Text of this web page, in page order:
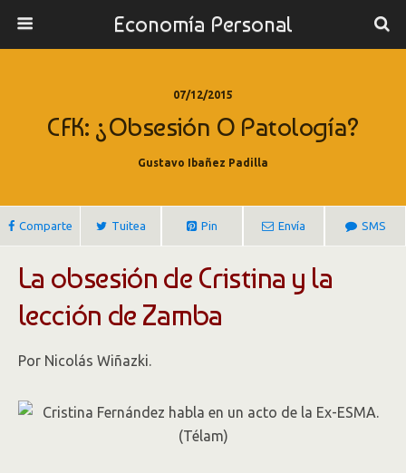
Economía Personal
07/12/2015
CFK: ¿Obsesión O Patología?
Gustavo Ibañez Padilla
Comparte Tuitea Pin Envía SMS
La obsesión de Cristina y la
lección de Zamba
Por Nicolás Wiñazki.